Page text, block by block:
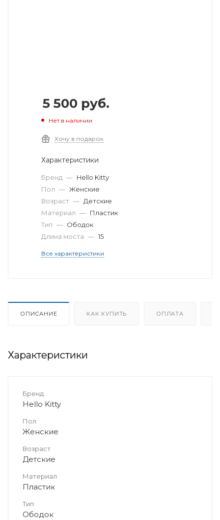
5 500 руб.
Нет в наличии
Хочу в подарок
Характеристики
Бренд — Hello Kitty
Пол — Женские
Возраст — Детские
Материал — Пластик
Тип — Ободок
Длина моста — 15
Все характеристики
ОПИСАНИЕ КАК КУПИТЬ ОПЛАТА
Характеристики
Бренд
Hello Kitty
Пол
Женские
Возраст
Детские
Материал
Пластик
Тип
Ободок